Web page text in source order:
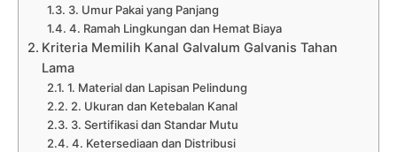
3. Umur Pakai yang Panjang
4. Ramah Lingkungan dan Hemat Biaya
Kriteria Memilih Kanal Galvalum Galvanis Tahan
Lama
1. Material dan Lapisan Pelindung
2. Ukuran dan Ketebalan Kanal
3. Sertifikasi dan Standar Mutu
4. Ketersediaan dan Distribusi